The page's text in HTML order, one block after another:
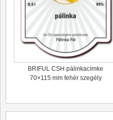
BRIFUL CSH pálinkacímke
70×115 mm fehér szegély